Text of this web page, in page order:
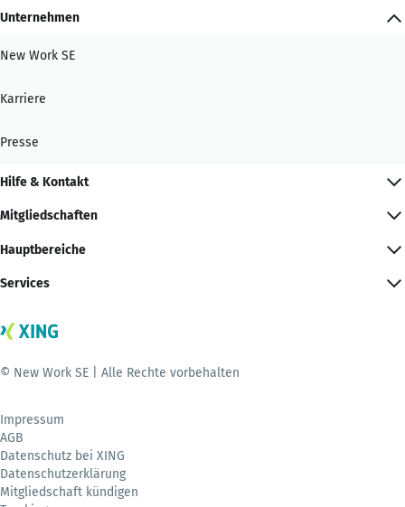
Unternehmen
New Work SE
Karriere
Presse
Hilfe & Kontakt
Mitgliedschaften
Hauptbereiche
Services
© New Work SE | Alle Rechte vorbehalten
Impressum
AGB
Datenschutz bei XING
Datenschutzerklärung
Mitgliedschaft kündigen